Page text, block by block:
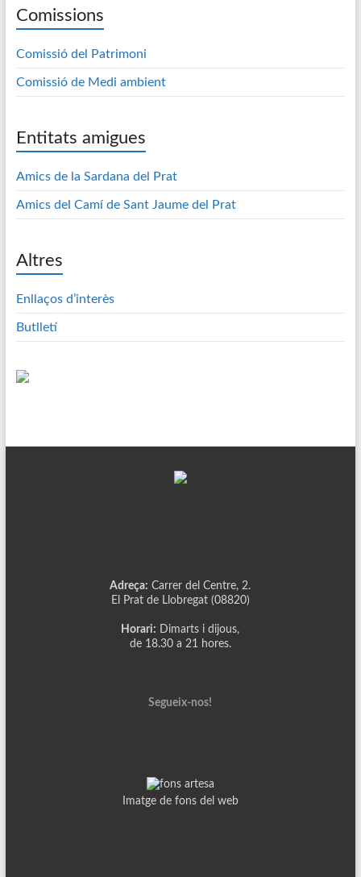
Comissions
Comissió del Patrimoni
Comissió de Medi ambient
Entitats amigues
Amics de la Sardana del Prat
Amics del Camí de Sant Jaume del Prat
Altres
Enllaços d’interès
Butlletí
Adreça: Carrer del Centre, 2.
El Prat de Llobregat (08820)
Horari: Dimarts i dijous,
de 18.30 a 21 hores.
Segueix-nos!
Imatge de fons del web